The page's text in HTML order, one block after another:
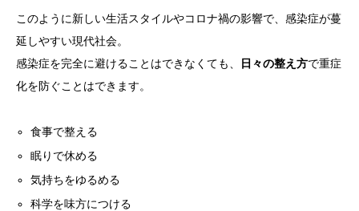
このように新しい生活スタイルやコロナ禍の影響で、感染症が蔓
延しやすい現代社会。
感染症を完全に避けることはできなくても、
日々の整え方で重症
化を防ぐことはできます。
食事で整える
眠りで休める
気持ちをゆるめる
科学を味方につける